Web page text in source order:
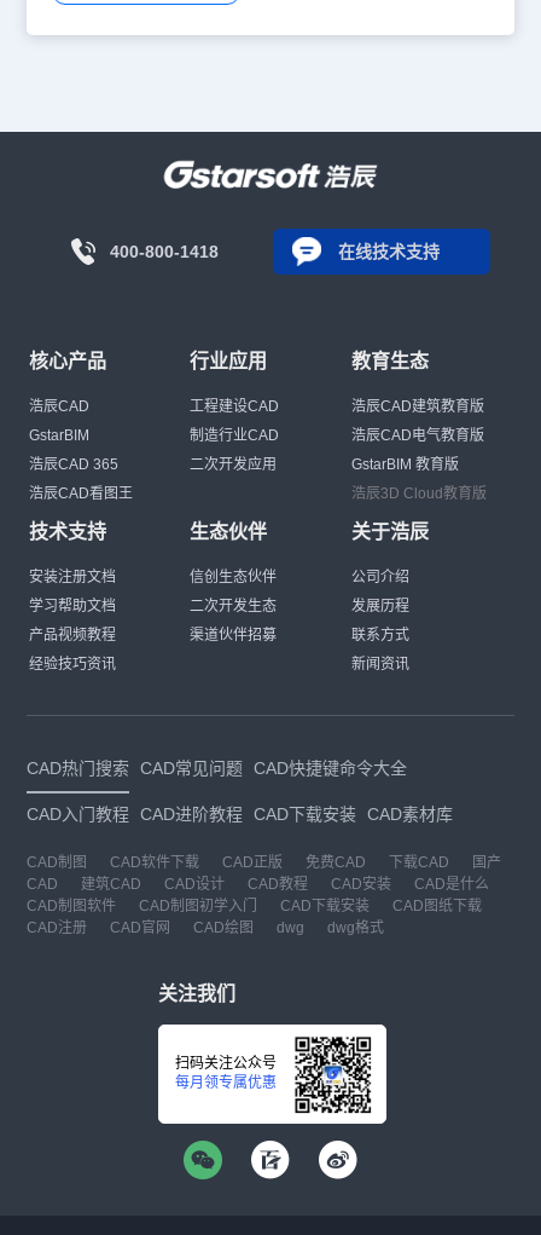
400-800-1418 在线技术支持
核心产品
浩辰CAD
GstarBIM
浩辰CAD 365
浩辰CAD看图王
行业应用
工程建设CAD
制造行业CAD
二次开发应用
教育生态
浩辰CAD建筑教育版
浩辰CAD电气教育版
GstarBIM 教育版
浩辰3D Cloud教育版
技术支持
安装注册文档
学习帮助文档
产品视频教程
经验技巧资讯
生态伙伴
信创生态伙伴
二次开发生态
渠道伙伴招募
关于浩辰
公司介绍
发展历程
联系方式
新闻资讯
CAD热门搜索 CAD常见问题 CAD快捷键命令大全
CAD入门教程 CAD进阶教程 CAD下载安装 CAD素材库
CAD制图 CAD软件下载 CAD正版 免费CAD 下载CAD
国产
CAD
建筑CAD CAD设计 CAD教程 CAD安装
CAD是什么
CAD制图软件
CAD制图初学入门 CAD下载安装
CAD图纸下载
CAD注册
CAD官网 CAD绘图 dwg dwg格式
关注我们
扫码关注公众号
每月领专属优惠